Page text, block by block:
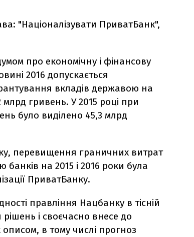
"Націоналізувати ПриватБанк",
про економічну і фінансову
2016 допускається
вкладів державою на
млрд гривень. У 2015 році при
було виділено 45,3 млрд
перевищення граничних витрат
на 2015 і 2016 роки була
ПриватБанку.
правління Нацбанку в тісній
і своєчасно внесе до
описом, в тому числі прогноз